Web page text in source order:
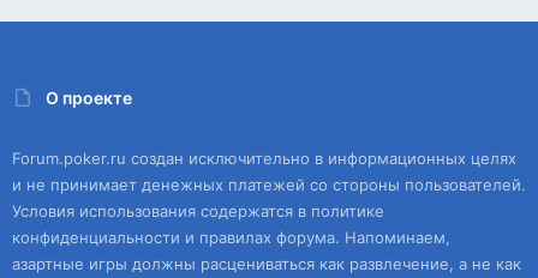
О проекте
Forum.poker.ru создан исключительно в информационных целях
и не принимает денежных платежей со стороны пользователей.
Условия использования содержатся в политике
конфиденциальности и правилах форума. Напоминаем,
азартные игры должны расцениваться как развлечение, а не как